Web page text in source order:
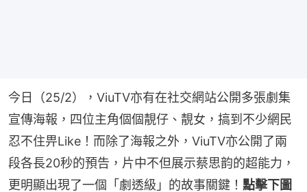
今日（25/2），ViuTV亦有在社交網站公開多張劇集
宣傳海報，四位主角個個靚仔、靚女，搞到不少網民
忍不住畀Like！而除了海報之外，ViuTV亦公開了兩
段各長20秒的預告，片中不但展示蔡思韵的超能力，
更明顯出現了一個「劇透級」的故事關鍵！ 點擊下圖